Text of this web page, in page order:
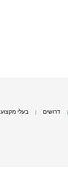
דרושים בעלי מקצוע